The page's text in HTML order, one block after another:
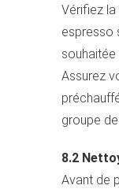
Vérifiez
espresso
souhaitée
Assurez
groupe
8.2
Avant de